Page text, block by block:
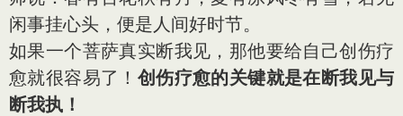
闲事挂心头，便是人间好时节。
如果一个菩萨真实断我见，那他要给自己创伤疗
愈就很容易了！ 创伤疗愈的关键就是在断我见与
断我执！